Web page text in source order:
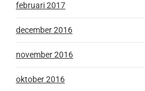
februari 2017
december 2016
november 2016
oktober 2016